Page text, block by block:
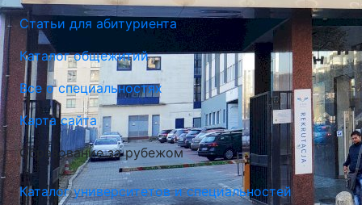
Статьи для абитуриента
Каталог общежитий
Все о специальностях
Карта сайта
Образование за рубежом
Каталог университетов и специальностей